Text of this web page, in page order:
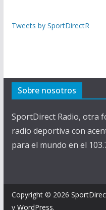
Tweets by SportDirectR
Sobre nosotros
SportDirect Radio, otra
radio deportiva con
para el mundo en el
Copyright © 2026
y WordPress.